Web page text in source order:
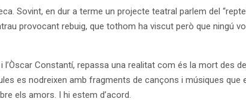
Sovint, en dur a terme un projecte teatral parlem del
provocant rebuig, que tothom ha viscut però que ningú
Constantí, repassa una realitat com és la mort des
es nodreixen amb fragments de cançons i músiques que
els amors. I hi estem d’acord.